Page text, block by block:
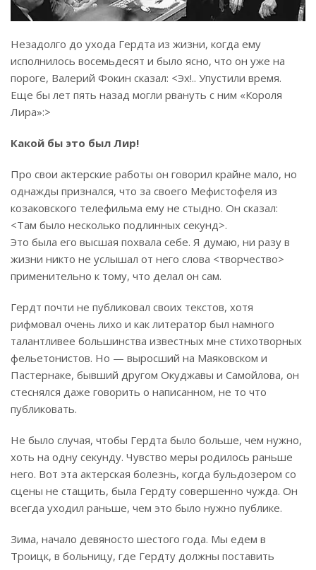
Незадолго до ухода Гердта из жизни, когда ему
исполнилось восемьдесят и было ясно, что он уже на
пороге, Валерий Фокин сказал: <Эх!.. Упустили время.
Еще бы лет пять назад могли рвануть с ним «Короля
Лира»:>
Какой бы это был Лир!
Про свои актерские работы он говорил крайне мало, но
однажды признался, что за своего Мефистофеля из
козаковского телефильма ему не стыдно. Он сказал:
<Там было несколько подлинных секунд>.
Это была его высшая похвала себе. Я думаю, ни разу в
жизни никто не услышал от него слова <творчество>
применительно к тому, что делал он сам.
Гердт почти не публиковал своих текстов, хотя
рифмовал очень лихо и как литератор был намного
талантливее большинства известных мне стихотворных
фельетонистов. Но — выросший на Маяковском и
Пастернаке, бывший другом Окуджавы и Самойлова, он
стеснялся даже говорить о написанном, не то что
публиковать.
Не было случая, чтобы Гердта было больше, чем нужно,
хоть на одну секунду. Чувство меры родилось раньше
него. Вот эта актерская болезнь, когда бульдозером со
сцены не стащить, была Гердту совершенно чужда. Он
всегда уходил раньше, чем это было нужно публике.
Зима, начало девяносто шестого года. Мы едем в
Троицк, в больницу, где Гердту должны поставить